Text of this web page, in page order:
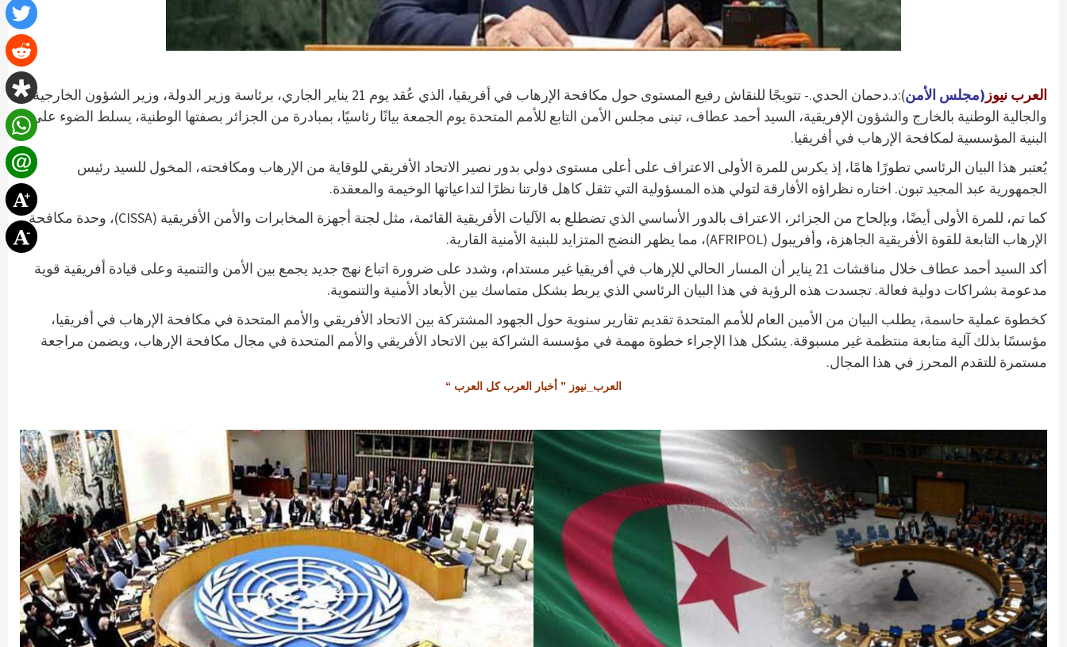
العرب نيوز (مجلس الأمن
):د.دحمان الحدي.- تتويجًا للنقاش رفيع المستوى حول مكافحة الإرهاب في أفريقيا، الذي عُقد يوم 21 يناير الجاري، برئاسة وزير الدولة، وزير الشؤون الخارجية
والجالية الوطنية بالخارج والشؤون الإفريقية، السيد أحمد عطاف، تبنى مجلس الأمن التابع للأمم المتحدة يوم الجمعة بيانًا رئاسيًا، بمبادرة من الجزائر بصفتها الوطنية، يسلط الضوء على
البنية المؤسسية لمكافحة الإرهاب في أفريقيا.
يُعتبر هذا البيان الرئاسي تطورًا هامًا، إذ يكرس للمرة الأولى الاعتراف على أعلى مستوى دولي بدور نصير الاتحاد الأفريقي للوقاية من الإرهاب ومكافحته، المخول للسيد رئيس
الجمهورية عبد المجيد تبون. اختاره نظراؤه الأفارقة لتولي هذه المسؤولية التي تثقل كاهل قارتنا نظرًا لتداعياتها الوخيمة والمعقدة.
كما تم، للمرة الأولى أيضًا، وبإلحاح من الجزائر، الاعتراف بالدور الأساسي الذي تضطلع به الآليات الأفريقية القائمة، مثل لجنة أجهزة المخابرات والأمن الأفريقية (CISSA)، وحدة مكافحة
الإرهاب التابعة للقوة الأفريقية الجاهزة، وأفريبول (AFRIPOL)، مما يظهر النضج المتزايد للبنية الأمنية القارية.
أكد السيد أحمد عطاف خلال مناقشات 21 يناير أن المسار الحالي للإرهاب في أفريقيا غير مستدام، وشدد على ضرورة اتباع نهج جديد يجمع بين الأمن والتنمية وعلى قيادة أفريقية قوية
مدعومة بشراكات دولية فعالة. تجسدت هذه الرؤية في هذا البيان الرئاسي الذي يربط بشكل متماسك بين الأبعاد الأمنية والتنموية.
كخطوة عملية حاسمة، يطلب البيان من الأمين العام للأمم المتحدة تقديم تقارير سنوية حول الجهود المشتركة بين الاتحاد الأفريقي والأمم المتحدة في مكافحة الإرهاب في أفريقيا،
مؤسسًا بذلك آلية متابعة منتظمة غير مسبوقة. يشكل هذا الإجراء خطوة مهمة في مؤسسة الشراكة بين الاتحاد الأفريقي والأمم المتحدة في مجال مكافحة الإرهاب، ويضمن مراجعة
مستمرة للتقدم المحرز في هذا المجال.
العرب_نيوز ” أخبار العرب كل العرب “